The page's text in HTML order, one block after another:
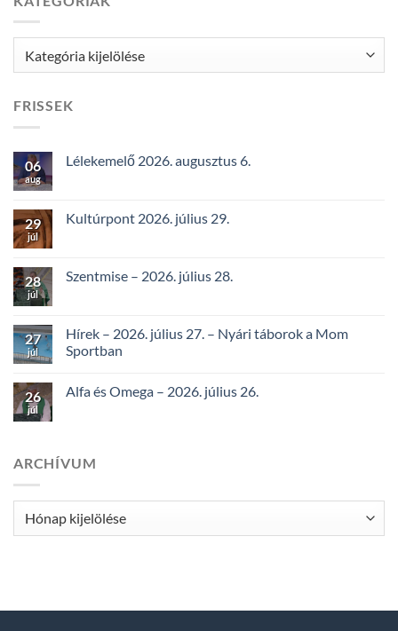
FRISSEK
06
aug
Lélekemelő 2026. augusztus 6.
29
júl
Kultúrpont 2026. július 29.
28
júl
Szentmise – 2026. július 28.
27
júl
Hírek – 2026. július 27. – Nyári táborok a Mom
Sportban
26
júl
Alfa és Omega – 2026. július 26.
ARCHÍVUM
Archívum